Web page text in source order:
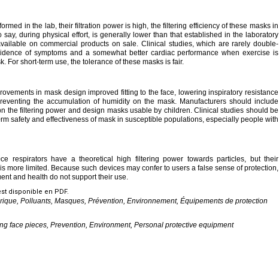
in the lab, their filtration power is high, the filtering efficiency of these masks in
say, during physical effort, is generally lower than that established in the laboratory
on commercial products on sale. Clinical studies, which are rarely double-
of symptoms and a somewhat better cardiac performance when exercise is
For short-term use, the tolerance of these masks is fair.
in mask design improved fitting to the face, lowering inspiratory resistance
the accumulation of humidity on the mask. Manufacturers should include
the filtering power and design masks usable by children. Clinical studies should be
safety and effectiveness of mask in susceptible populations, especially people with
respirators have a theoretical high filtering power towards particles, but their
more limited. Because such devices may confer to users a false sense of protection,
and health do not support their use.
disponible en PDF.
Polluants, Masques, Prévention, Environnement, Équipements de protection
face pieces, Prevention, Environment, Personal protective equipment